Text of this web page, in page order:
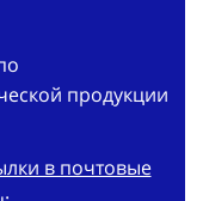
продукции
в почтовые